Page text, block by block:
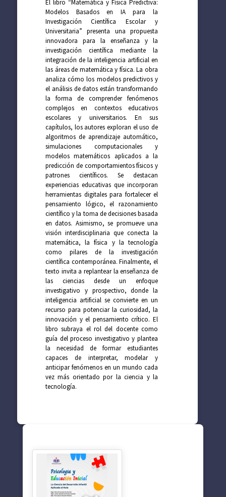
El libro “Matemática y Física Predictiva:
Modelos Basados en IA para la
Investigación Científica Escolar y
Universitaria” presenta una propuesta
innovadora para la enseñanza y la
investigación científica mediante la
integración de la inteligencia artificial en
las áreas de matemática y física. La obra
analiza cómo los modelos predictivos y
el análisis de datos están transformando
la forma de comprender fenómenos
complejos en contextos educativos
escolares y universitarios. En sus
capítulos, los autores exploran el uso de
algoritmos de aprendizaje automático,
simulaciones computacionales y
modelos matemáticos aplicados a la
predicción de comportamientos físicos y
patrones científicos. Se destacan
experiencias educativas que incorporan
herramientas digitales para fortalecer el
pensamiento lógico, el razonamiento
científico y la toma de decisiones basada
en datos. Asimismo, se promueve una
visión interdisciplinaria que conecta la
matemática, la física y la tecnología
como pilares de la investigación
científica contemporánea. Finalmente, el
texto invita a replantear la enseñanza de
las ciencias desde un enfoque
investigativo y prospectivo, donde la
inteligencia artificial se convierte en un
recurso para potenciar la curiosidad, la
innovación y el pensamiento crítico. El
libro subraya el rol del docente como
guía del proceso investigativo y plantea
la necesidad de formar estudiantes
capaces de interpretar, modelar y
anticipar fenómenos en un mundo cada
vez más orientado por la ciencia y la
tecnología.